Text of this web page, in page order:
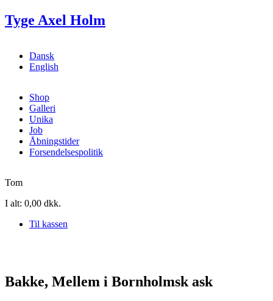
Gå til hovedindhold
Tyge Axel Holm
Dansk
English
Shop
Galleri
Unika
Job
Åbningstider
Forsendelsespolitik
Tom
I alt: 0,00 dkk.
Til kassen
Bakke, Mellem i Bornholmsk ask